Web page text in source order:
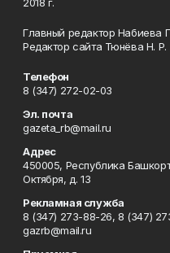
Главный редактор Набиева
Редактор сайта Тюнёва Н. Р.
Телефон
8 (347) 272-02-03
Эл. почта
gazeta_rb@mail.ru
Адрес
450005, Республика
Октября, д. 13
Рекламная служба
8 (347) 273-88-26, 8 (347)
gazrb@mail.ru